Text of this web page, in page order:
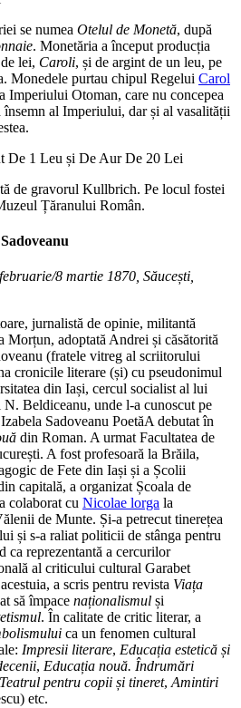
se numea Otelul de Monetă, după
. Monetăria a început producția
lei, Caroli, și de argint de un leu, pe
Monedele purtau chipul Regelui Carol
Imperiului Otoman, care nu concepea
însemn al Imperiului, dar și al vasalității
de gravorul Kullbrich. Pe locul fostei
Țăranului Român.
8 martie 1870, Săucești,
jurnalistă de opinie, militantă
Morțun, adoptată Andrei și căsătorită
(fratele vitreg al scriitorului
cronicile literare (și) cu pseudonimul
din Iași, cercul socialist al lui
Beldiceanu, unde l-a cunoscut pe
A debutat în
din Roman. A urmat Facultatea de
A fost profesoară la Brăila,
de Fete din Iași și a Școlii
capitală, a organizat Școala de
colaborat cu Nicolae lorga la
de Munte. Și-a petrecut tinerețea
și s-a raliat politicii de stânga pentru
reprezentantă a cercurilor
al criticului cultural Garabet
a scris pentru revista Viața
să împace naționalismul și
. În calitate de critic literar, a
ca un fenomen cultural
Impresii literare, Educația estetică și
, Educația nouă. Îndrumări
Teatrul pentru copii și tineret, Amintiri
etc.